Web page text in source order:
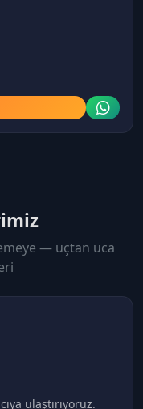
— uçtan uca
ulaştırıyoruz.